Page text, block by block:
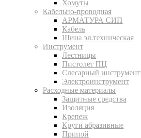
Хомуты
Кабельно-проводная
АРМАТУРА СИП
Кабель
Шина эл.техническая
Инструмент
Лестницы
Пистолет ПЦ
Слесарный инструмент
Электроинструмент
Расходные материалы
Защитные средства
Изоляция
Крепеж
Круги абразивные
Припой